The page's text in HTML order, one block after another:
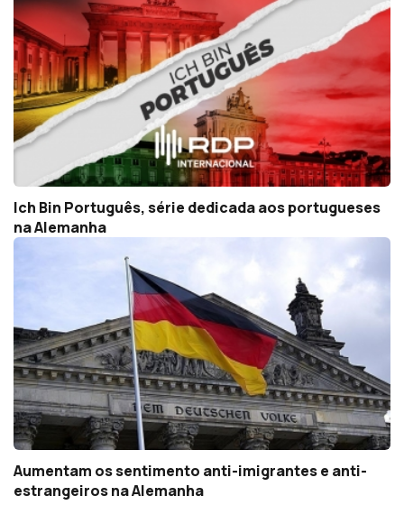
Ich Bin Português, série dedicada aos portugueses
na Alemanha
Aumentam os sentimento anti-imigrantes e anti-
estrangeiros na Alemanha